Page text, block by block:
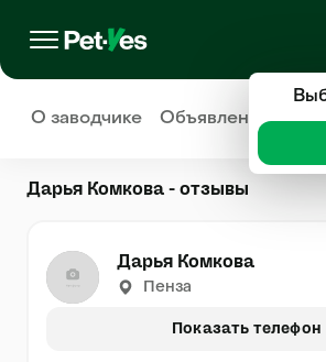
О заводчике Объявления
Дарья Комкова - отзывы
Дарья Комкова
Пенза
Показать телефон